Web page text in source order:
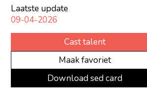
Laatste update
09-04-2026
Cast talent
Maak favoriet
Download sed card